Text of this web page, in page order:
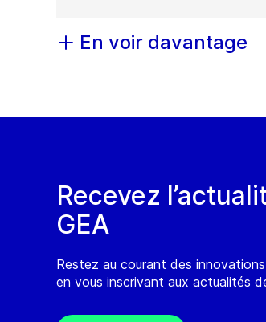
En voir davantage
Recevez
GEA
Restez au courant des
en vous inscrivant aux actualités